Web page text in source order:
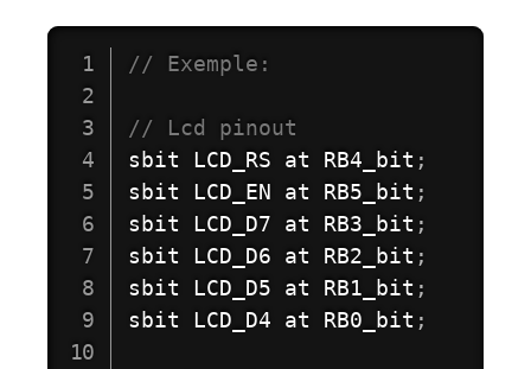
// Exemple:
// Lcd pinout
sbit LCD_RS at RB4_bit ;
sbit LCD_EN at RB5_bit ;
sbit LCD_D7 at RB3_bit ;
sbit LCD_D6 at RB2_bit ;
sbit LCD_D5 at RB1_bit ;
sbit LCD_D4 at RB0_bit ;